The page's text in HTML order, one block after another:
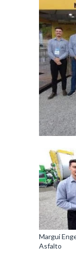
Margui
Asfalto